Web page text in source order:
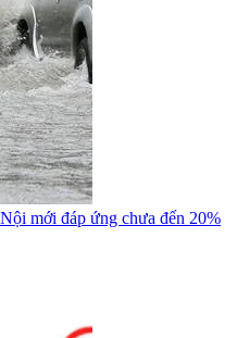
mới đáp ứng chưa đến 20%